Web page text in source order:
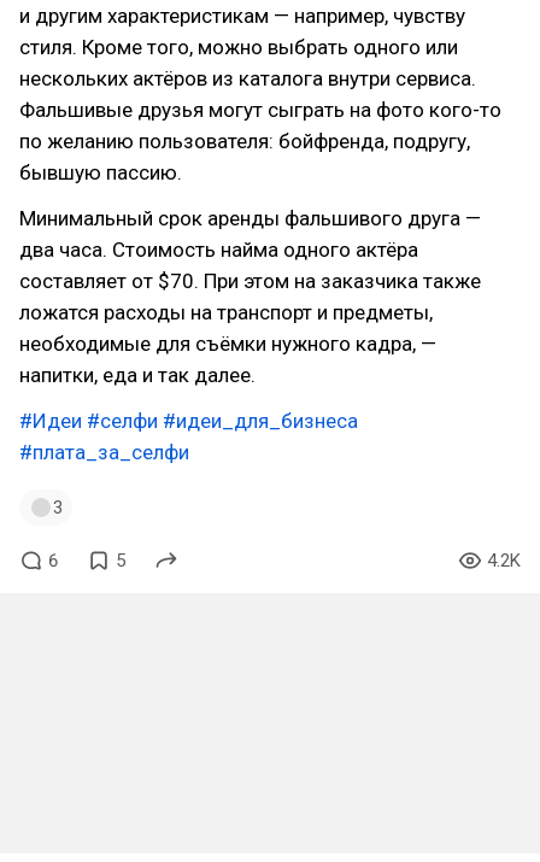
и другим характеристикам — например, чувству
стиля. Кроме того, можно выбрать одного или
нескольких актёров из каталога внутри сервиса.
Фальшивые друзья могут сыграть на фото кого-то
по желанию пользователя: бойфренда, подругу,
бывшую пассию.
Минимальный срок аренды фальшивого друга —
два часа. Стоимость найма одного актёра
составляет от $70. При этом на заказчика также
ложатся расходы на транспорт и предметы,
необходимые для съёмки нужного кадра, —
напитки, еда и так далее.
#Идеи #селфи #идеи_для_бизнеса
#плата_за_селфи
3
6 5 4.2K